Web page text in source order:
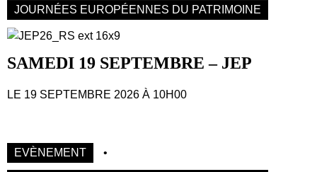
JOURNÉES EUROPÉENNES DU PATRIMOINE
SAMEDI 19 SEPTEMBRE – JEP
LE 19 SEPTEMBRE 2026 À 10H00
EVÈNEMENT •